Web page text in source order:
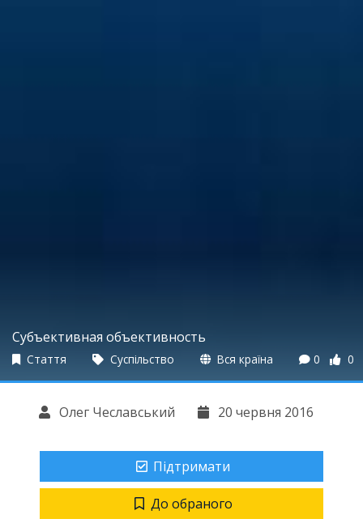
Субъективная объективность
Стаття Суспільство Вся країна 0 0
Олег Чеславський 20 червня 2016
Підтримати
До обраного